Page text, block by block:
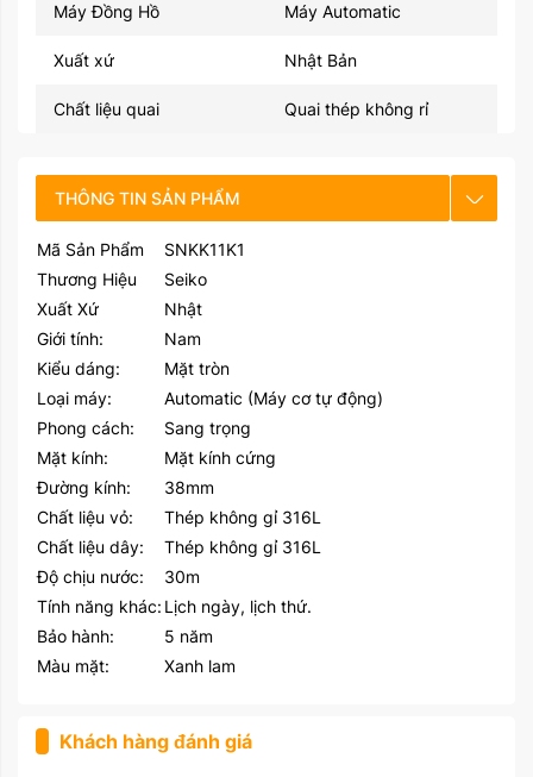
Máy Đồng Hồ Máy Automatic
Xuất xứ Nhật Bản
Chất liệu quai Quai thép không rỉ
THÔNG TIN SẢN PHẨM
CHẾ ĐỘ BẢO HÀNH
HƯỚNG DẪN SỬ DỤNG
Mã Sản Phẩm
SNKK11K1
Thương Hiệu
Seiko
Xuất Xứ
Nhật
Giới tính:
Nam
Kiểu dáng:
Mặt tròn
Loại máy:
Automatic (Máy cơ tự động)
Phong cách:
Sang trọng
Mặt kính:
Mặt kính cứng
Đường kính:
38mm
Chất liệu vỏ:
Thép không gỉ 316L
Chất liệu dây:
Thép không gỉ 316L
Độ chịu nước:
30m
Tính năng khác: Lịch ngày, lịch thứ.
Bảo hành:
5 năm
Màu mặt:
Xanh lam
Khách hàng đánh giá